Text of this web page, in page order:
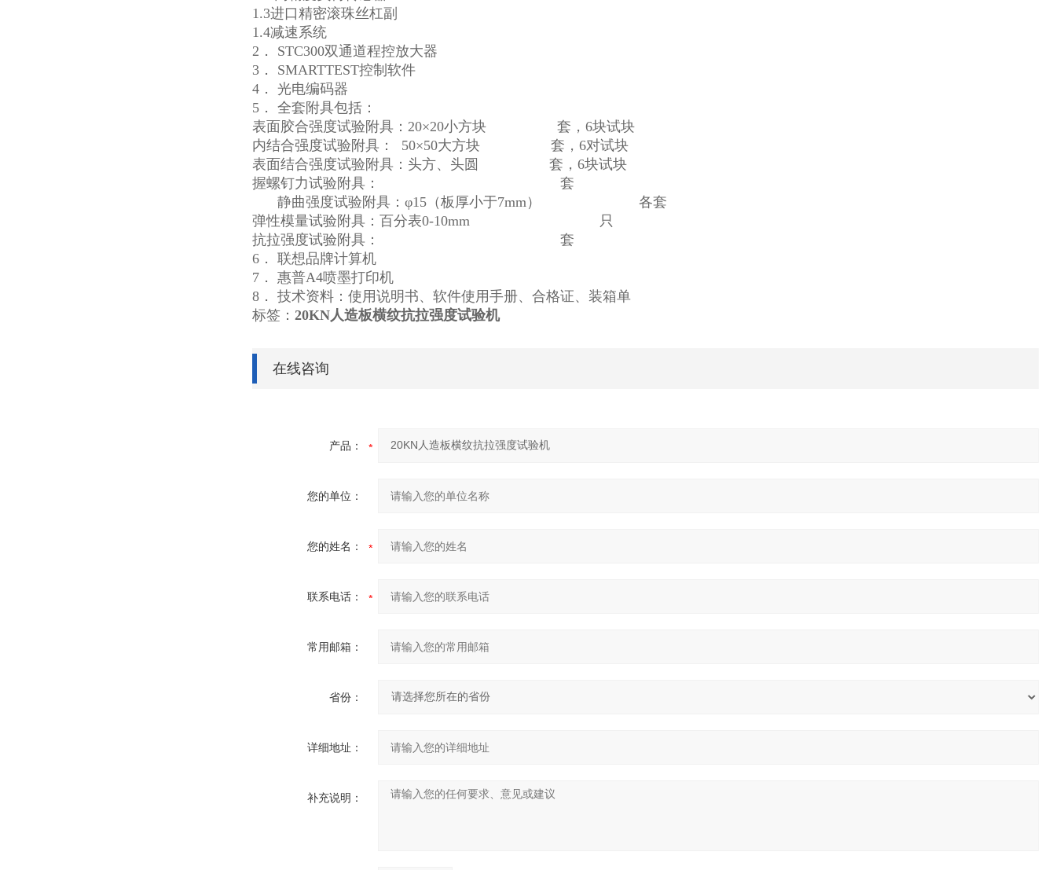
1.3进口精密滚珠丝杠副
1.4减速系统
2． STC300双通道程控放大器
3． SMARTTEST控制软件
4． 光电编码器
5． 全套附具包括：
表面胶合强度试验附具：20×20小方块 套，6块试块
内结合强度试验附具： 50×50大方块 套，6对试块
表面结合强度试验附具：头方、头圆 套，6块试块
握螺钉力试验附具： 套
静曲强度试验附具：φ15（板厚小于7mm） 各套
弹性模量试验附具：百分表0-10mm 只
抗拉强度试验附具： 套
6． 联想品牌计算机
7． 惠普A4喷墨打印机
8． 技术资料：使用说明书、软件使用手册、合格证、装箱单
标签： 20KN人造板横纹抗拉强度试验机​
在线咨询
产品：
您的单位：
您的姓名：
联系电话：
常用邮箱：
省份：
详细地址：
补充说明：